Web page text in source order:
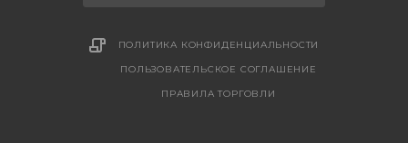
ПОЛИТИКА КОНФИДЕНЦИАЛЬНОСТИ
ПОЛЬЗОВАТЕЛЬСКОЕ СОГЛАШЕНИЕ
ПРАВИЛА ТОРГОВЛИ